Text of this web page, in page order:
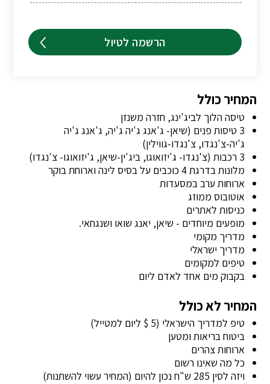
הרשמה לטיול
המחיר כולל
טיסה הלוך לביג'ינג, חזרה משנזן
3 טיסות פנים (שיאן- ג'אנג ג'יה ג'יה, ג'אנג ג'יה
ג'יה-צ'נגדו, צ'נגדו-גווילין)
3 רכבות (צ'נגדו- ג'יזואוגו, ביג'ין-שיאן, ג'יזואוגו- צ'נגדו)
מלונות בדרגת 4 כוכבים על בסיס לינה וארוחת בוקר
ארוחות ערב במסעדות
אוטובוס ממוזג
כניסות לאתרים
מופעים מיוחדים - שיאן, יאנג שואו ושנגחאי.
מדריך מקומי
מדריך ישראלי
טיפים למקומים
בקבוק מים אחד לאדם ליום
המחיר לא כולל
טיפ למדריך הישראלי (5 $ ליום למטייל)
ביטוח בריאות ומטען
ארוחות צהרים
כל מה שאינו רשום
ויזה לסין 285 ש"ח נכון להיום (המחיר עשוי להשתנות)